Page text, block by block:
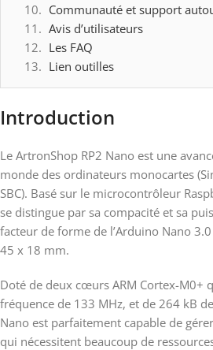
Communauté et support
Avis d’utilisateurs
Les FAQ
Lien outilles
Introduction
Le ArtronShop RP2 Nano est une
monde des ordinateurs monocartes
SBC). Basé sur le microcontrôleur
se distingue par sa compacité et sa
facteur de forme de l’Arduino Nano
45 x 18 mm.
Doté de deux cœurs ARM Cortex-M0+
fréquence de 133 MHz, et de 264 kB
Nano est parfaitement capable de
qui nécessitent beaucoup de